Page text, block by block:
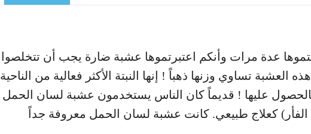
عدة مرات وأنكم اعتبرتموها عشبة ضارة يجب أن تتخلصوا
العشبة تساوي وزنها ذهباً ! إنها النبتة الأكثر فعالية من الناحية
بالحصول عليها ! قديماً كان الناس يستخدمون عشبة لسان الحمل
كعلاج طبيعي. كانت عشبة لسان الحمل معروفة جداً